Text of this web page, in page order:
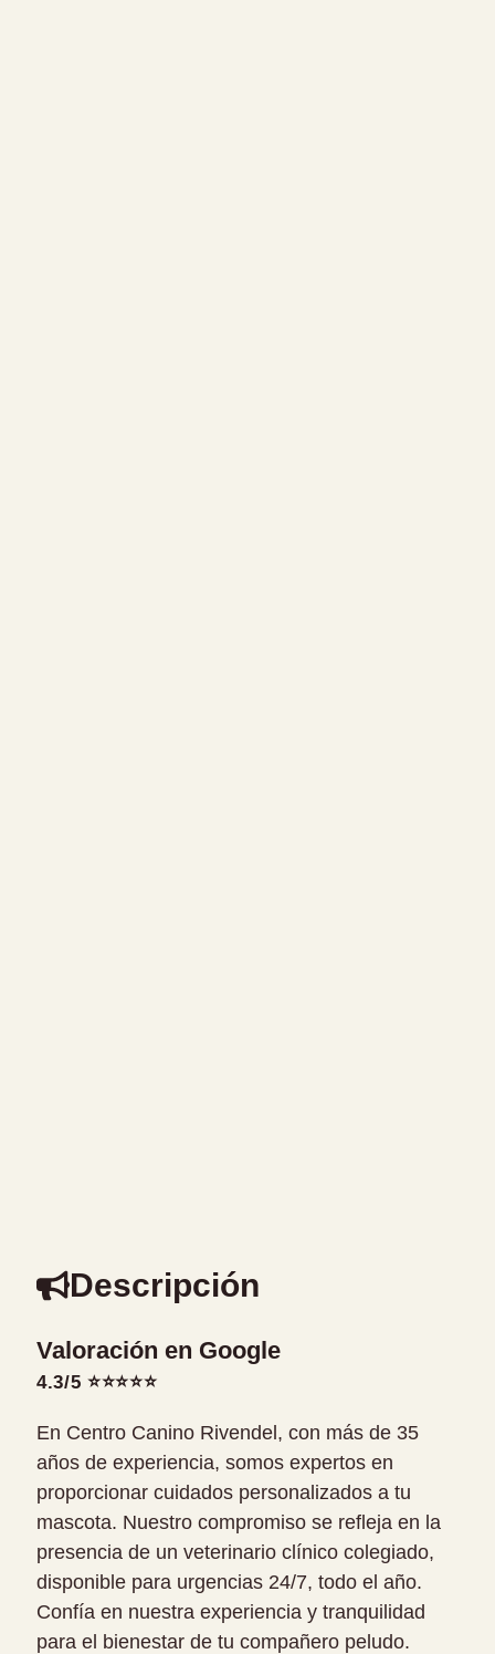
Descripción
Valoración en Google
4.3/5 ⭐⭐⭐⭐⭐
En Centro Canino Rivendel, con más de 35
años de experiencia, somos expertos en
proporcionar cuidados personalizados a tu
mascota. Nuestro compromiso se refleja en la
presencia de un veterinario clínico colegiado,
disponible para urgencias 24/7, todo el año.
Confía en nuestra experiencia y tranquilidad
para el bienestar de tu compañero peludo.